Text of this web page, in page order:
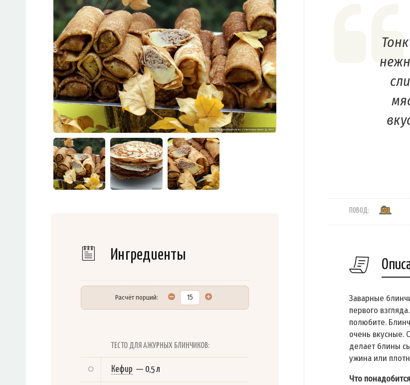
Ингредиенты
Расчёт порций:
ТЕСТО ДЛЯ АЖУРНЫХ БЛИНЧИКОВ:
Кефир — 0,5 л
ПОВОД:
Заварные
первого
полюбите.
очень вкусные.
делает блины
ужина или
Что